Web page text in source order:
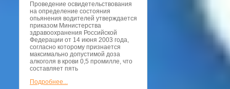
Проведение освидетельствования
на определение состояния
опьянения водителей утверждается
приказом Министерства
здравоохранения Российской
Федерации от 14 июня 2003 года,
согласно которому признается
максимально допустимой доза
алкоголя в крови 0,5 промилле, что
составляет пять
Подробнее...